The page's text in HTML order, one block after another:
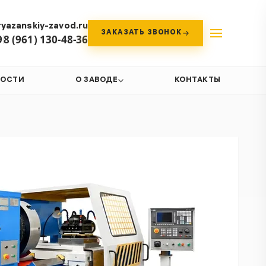
zavod.ru
8 (961) 130-48-36 ЗАКАЗАТЬ ЗВОНОК
О ЗАВОДЕ КОНТАКТЫ